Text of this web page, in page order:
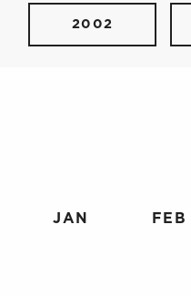
2002
JAN FEB